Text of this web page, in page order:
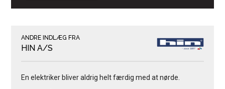
ANDRE INDLÆG FRA
HIN A/S
En elektriker bliver aldrig helt færdig med at nørde.